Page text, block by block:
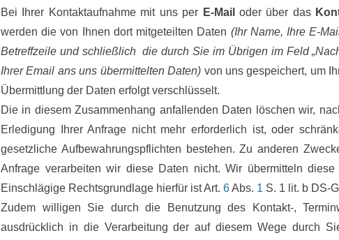
Bei Ihrer Kontaktaufnahme mit uns per E-Mail oder über das
werden die von Ihnen dort mitgeteilten Daten (Ihr Name, Ihre E-
Betreffzeile und schließlich die durch Sie im Übrigen im Feld
Ihrer Email ans uns übermittelten Daten) von uns gespeichert, um
Übermittlung der Daten erfolgt verschlüsselt.
Die in diesem Zusammenhang anfallenden Daten löschen wir,
Erledigung Ihrer Anfrage nicht mehr erforderlich ist, oder
gesetzliche Aufbewahrungspflichten bestehen. Zu anderen
Anfrage verarbeiten wir diese Daten nicht. Wir übermitteln
Einschlägige Rechtsgrundlage hierfür ist Art. 6Abs. 1 S. 1 lit. b DS-
Zudem willigen Sie durch die Benutzung des Kontakt-,
ausdrücklich in die Verarbeitung der auf diesem Wege durch